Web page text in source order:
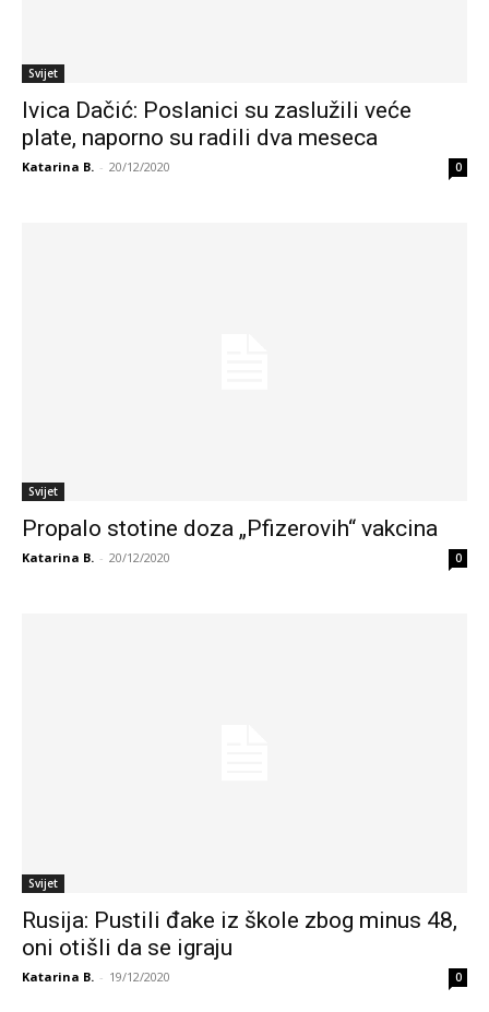
Svijet
Ivica Dačić: Poslanici su zaslužili veće
plate, naporno su radili dva meseca
Katarina B. - 20/12/2020 0
Svijet
Propalo stotine doza „Pfizerovih“ vakcina
Katarina B. - 20/12/2020 0
Svijet
Rusija: Pustili đake iz škole zbog minus 48,
oni otišli da se igraju
Katarina B. - 19/12/2020 0